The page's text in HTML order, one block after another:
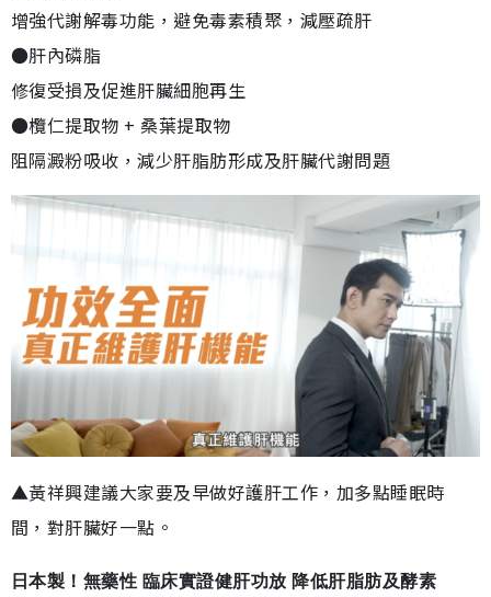
增強代謝解毒功能，避免毒素積聚，減壓疏肝
●肝內磷脂
修復受損及促進肝臟細胞再生
●欖仁提取物 + 桑葉提取物
阻隔澱粉吸收，減少肝脂肪形成及肝臟代謝問題
▲黃祥興建議大家要及早做好護肝工作，加多點睡眠時
間，對肝臟好一點。
日本製！無藥性 臨床實證健肝功放 降低肝脂肪及酵素